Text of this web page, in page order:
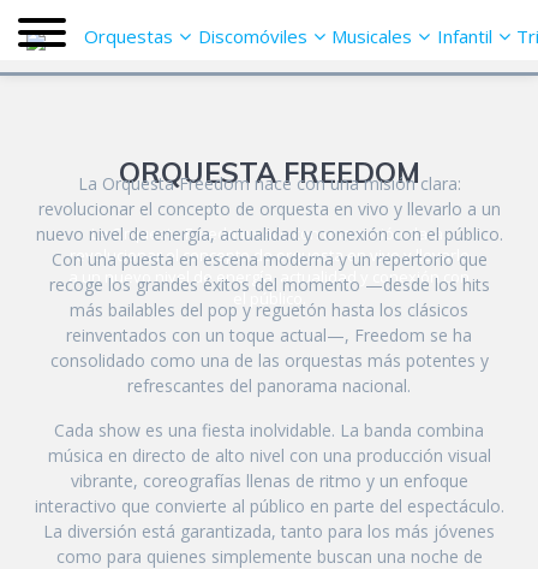
Orquestas Discomóviles Musicales Infantil
ORQUESTA FREEDOM
La Orquesta Freedom nace con una misión clara:
revolucionar el concepto de orquesta en vivo y llevarlo
a un nuevo nivel de energía, actualidad y conexión con
el público.
La Orquesta Freedom nace con una misión clara:
revolucionar el concepto de orquesta en vivo y llevarlo a un
nuevo nivel de energía, actualidad y conexión con el público.
Con una puesta en escena moderna y un repertorio que
recoge los grandes éxitos del momento —desde los hits
más bailables del pop y reguetón hasta los clásicos
reinventados con un toque actual—, Freedom se ha
consolidado como una de las orquestas más potentes y
refrescantes del panorama nacional.
Cada show es una fiesta inolvidable. La banda combina
música en directo de alto nivel con una producción visual
vibrante, coreografías llenas de ritmo y un enfoque
interactivo que convierte al público en parte del espectáculo.
La diversión está garantizada, tanto para los más jóvenes
como para quienes simplemente buscan una noche de